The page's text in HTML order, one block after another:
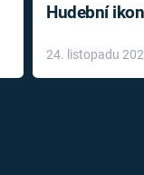
Hudební
léky
24. listopadu